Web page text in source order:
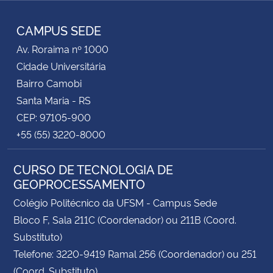
CAMPUS SEDE
Av. Roraima nº 1000
Cidade Universitária
Bairro Camobi
Santa Maria - RS
CEP: 97105-900
+55 (55) 3220-8000
CURSO DE TECNOLOGIA DE
GEOPROCESSAMENTO
Colégio Politécnico da UFSM - Campus Sede
Bloco F, Sala 211C (Coordenador) ou 211B (Coord.
Substituto)
Telefone: 3220-9419 Ramal 256 (Coordenador) ou 251
(Coord. Substituto)